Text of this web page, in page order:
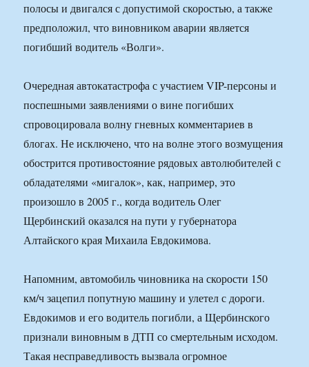
полосы и двигался с допустимой скоростью, а также
предположил, что виновником аварии является
погибший водитель «Волги».
Очередная автокатастрофа с участием VIP-персоны и
поспешными заявлениями о вине погибших
спровоцировала волну гневных комментариев в
блогах. Не исключено, что на волне этого возмущения
обострится противостояние рядовых автолюбителей с
обладателями «мигалок», как, например, это
произошло в 2005 г., когда водитель Олег
Щербинский оказался на пути у губернатора
Алтайского края Михаила Евдокимова.
Напомним, автомобиль чиновника на скорости 150
км/ч зацепил попутную машину и улетел с дороги.
Евдокимов и его водитель погибли, а Щербинского
признали виновным в ДТП со смертельным исходом.
Такая несправедливость вызвала огромное